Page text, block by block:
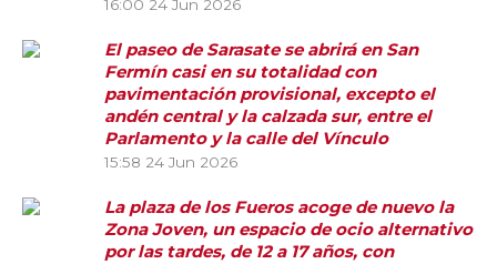
16:00 24 Jun 2026
El paseo de Sarasate se abrirá en San
Fermín casi en su totalidad con
pavimentación provisional, excepto el
andén central y la calzada sur, entre el
Parlamento y la calle del Vínculo
15:58 24 Jun 2026
La plaza de los Fueros acoge de nuevo la
Zona Joven, un espacio de ocio alternativo
por las tardes, de 12 a 17 años, con